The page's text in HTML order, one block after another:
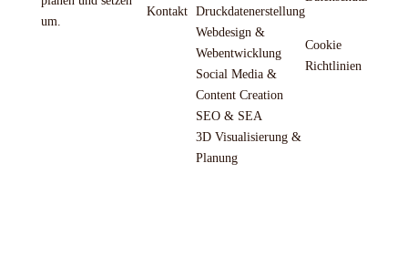
um.
Kontakt
Druckdatenerstellung
Webdesign &
Webentwicklung
Social Media &
Content Creation
SEO & SEA
3D Visualisierung &
Planung
Cookie
Richtlinien